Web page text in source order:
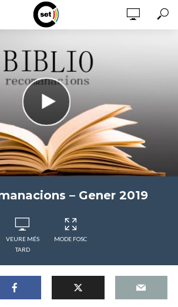
– Gener 2019
VEURE MÉS
TARD
MODE FOSC